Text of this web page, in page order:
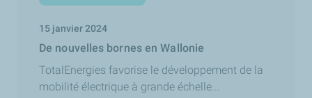
15 janvier 2024
De nouvelles bornes en Wallonie
TotalEnergies favorise le développement de la
mobilité électrique à grande échelle...